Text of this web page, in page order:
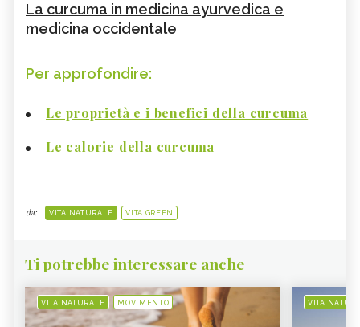
La curcuma in medicina ayurvedica e
medicina occidentale
Per approfondire:
Le proprietà e i benefici della curcuma
Le calorie della curcuma
da: VITA NATURALE VITA GREEN
Ti potrebbe interessare anche
VITA NATURALE MOVIMENTO VITA